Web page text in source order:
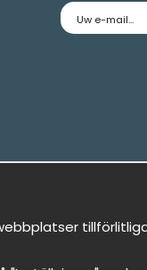
E-
mailadres